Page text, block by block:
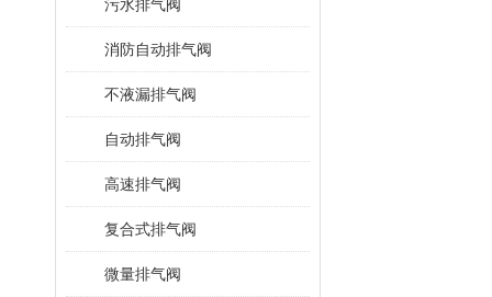
污水排气阀
消防自动排气阀
不液漏排气阀
自动排气阀
高速排气阀
复合式排气阀
微量排气阀